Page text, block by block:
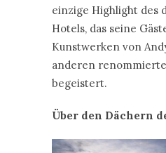
einzige Highlight des
Hotels, das seine
Kunstwerken von
anderen
begeistert.
Über den Dächern